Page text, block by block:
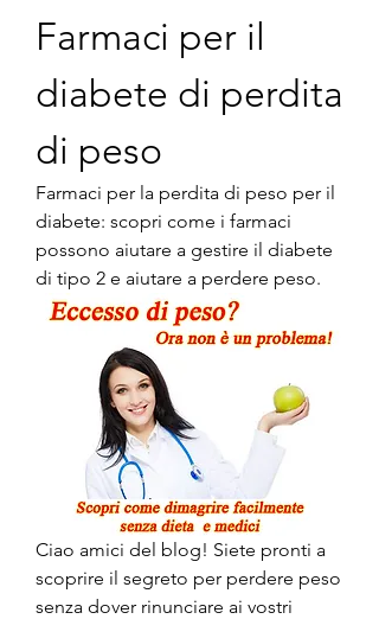
Farmaci per il
diabete di perdita
di peso
Farmaci per la perdita di peso per il
diabete: scopri come i farmaci
possono aiutare a gestire il diabete
di tipo 2 e aiutare a perdere peso.
Ciao amici del blog! Siete pronti a
scoprire il segreto per perdere peso
senza dover rinunciare ai vostri